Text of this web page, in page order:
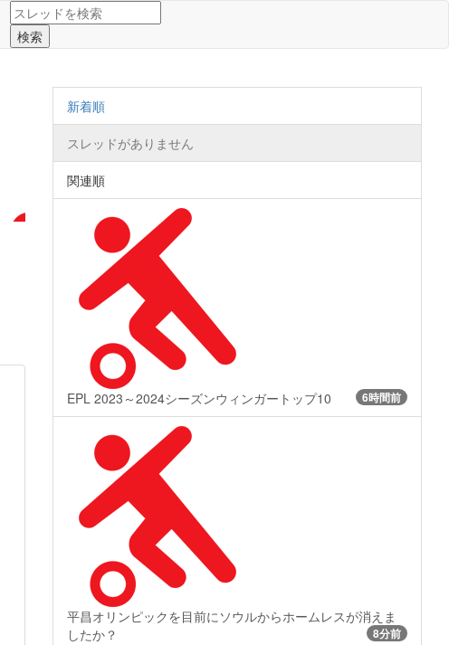
新着順
スレッドがありません
関連順
EPL 2023～2024シーズンウィンガートップ10 6時間前
平昌オリンピックを目前にソウルからホームレスが消えま
したか？
8分前